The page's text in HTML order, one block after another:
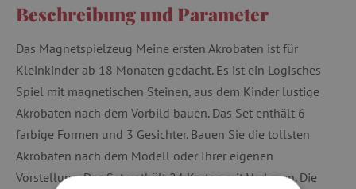
Beschreibung und Parameter
Das Magnetspielzeug Meine ersten Akrobaten ist für
Kleinkinder ab 18 Monaten gedacht. Es ist ein Logisches
Spiel mit magnetischen Steinen, aus dem Kinder lustige
Akrobaten nach dem Vorbild bauen. Das Set enthält 6
farbige Formen und 3 Gesichter. Bauen Sie die tollsten
Akrobaten nach dem Modell oder Ihrer eigenen
Vorstellung. Das Set enthält 24 Karten mit Vorlagen. Die